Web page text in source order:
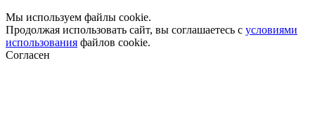
Мы используем файлы cookie.
Продолжая использовать сайт, вы соглашаетесь с условиями
использования файлов cookie.
Согласен